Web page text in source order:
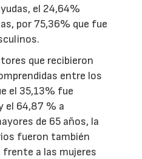
el 24,64%
por 75,36% que fue
que recibieron
entre los
el 35,13% fue
el 64,87 % a
de 65 años, la
fueron también
frente a las mujeres